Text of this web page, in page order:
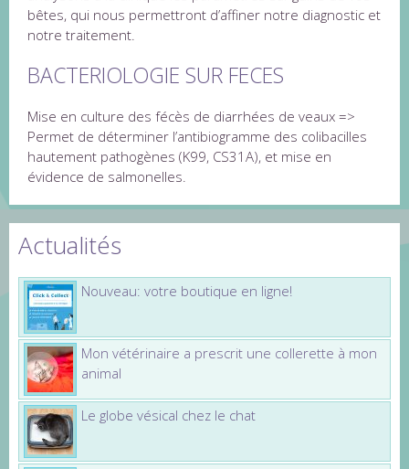
bêtes, qui nous permettront d’affiner notre diagnostic et
notre traitement.
BACTERIOLOGIE SUR FECES
Mise en culture des fécès de diarrhées de veaux =>
Permet de déterminer l’antibiogramme des colibacilles
hautement pathogènes (K99, CS31A), et mise en
évidence de salmonelles.
Actualités
Nouveau: votre boutique en ligne!
Mon vétérinaire a prescrit une collerette à mon
animal
Le globe vésical chez le chat